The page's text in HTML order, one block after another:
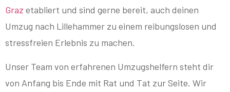
Graz etabliert und sind gerne bereit, auch deinen
Umzug nach Lillehammer zu einem reibungslosen und
stressfreien Erlebnis zu machen.
Unser Team von erfahrenen Umzugshelfern steht dir
von Anfang bis Ende mit Rat und Tat zur Seite. Wir